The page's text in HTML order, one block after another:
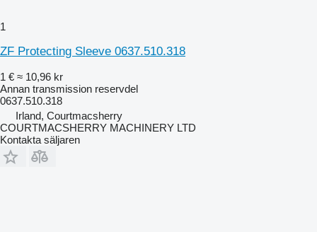
1
ZF Protecting Sleeve 0637.510.318
1 € ≈ 10,96 kr
Annan transmission reservdel
0637.510.318
Irland, Courtmacsherry
COURTMACSHERRY MACHINERY LTD
Kontakta säljaren